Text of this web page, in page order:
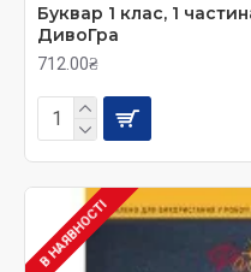
Буквар 1 клас, 1
ДивоГра
712.00₴
В НАЯВНОСТІ